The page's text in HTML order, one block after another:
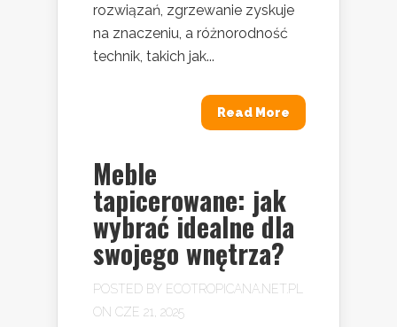
rozwiązań, zgrzewanie zyskuje
na znaczeniu, a różnorodność
technik, takich jak...
Read More
Meble
tapicerowane: jak
wybrać idealne dla
swojego wnętrza?
POSTED BY ECOTROPICANA.NET.PL
ON CZE 21, 2025